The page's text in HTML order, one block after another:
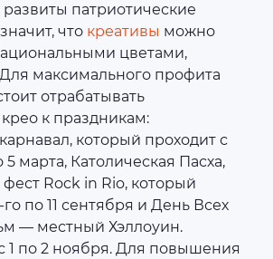
патриотические
что креативы можно
цветами,
максимального профита
отрабатывать
к праздникам:
который проходит с
марта, Католическая Пасха,
Rock in Rio, который
по 11 сентября и День Всех
— местный Хэллоуин.
1 по 2 ноября. Для повышения